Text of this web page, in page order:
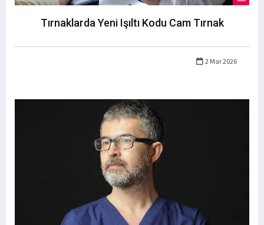
Tırnaklarda Yeni Işıltı Kodu Cam Tırnak
2 Mar 2026